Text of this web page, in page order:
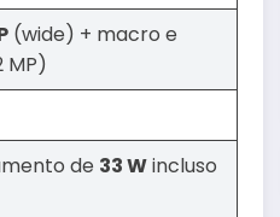
(wide) + macro e
MP)
de 33 Wincluso